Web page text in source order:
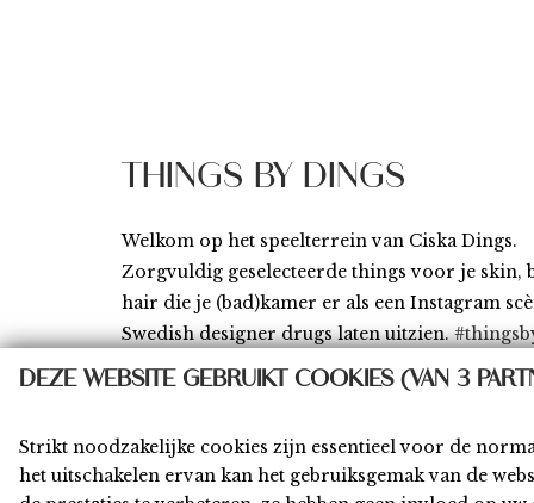
DEZE WEBSITE GEBRUIKT COOKIES (VAN 3
Strikt noodzakelijke cookies zijn essentieel voor de
het uitschakelen ervan kan het gebruiksgemak van de
THINGS BY DINGS
Welkom op het speelterrein van Ciska Dings.
Zorgvuldig geselecteerde things voor je skin,
hair die je (bad)kamer er als een Instagram
Swedish designer drugs laten uitzien.
Home Shop Privacy Algemene